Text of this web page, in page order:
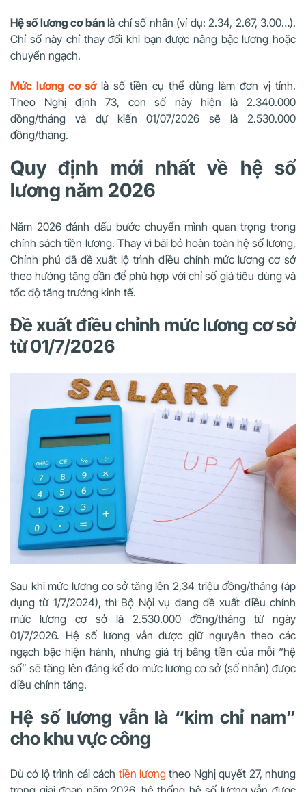
Hệ số lương cơ bảnlà chỉ số nhân (ví dụ: 2.34, 2.67, 3.00…).
Chỉ số này chỉ thay đổi khi bạn được nâng bậc lương hoặc
chuyển ngạch.
Mức lương cơ sở là số tiền cụ thể dùng làm đơn vị tính.
Theo Nghị định 73, con số này hiện là 2.340.000
đồng/tháng và dự kiến 01/07/2026 sẽ là 2.530.000
đồng/tháng.
Quy định mới nhất về hệ số
lương năm 2026
Năm 2026 đánh dấu bước chuyển mình quan trọng trong
chính sách tiền lương. Thay vì bãi bỏ hoàn toàn hệ số lương,
Chính phủ đã đề xuất lộ trình điều chỉnh mức lương cơ sở
theo hướng tăng dần để phù hợp với chỉ số giá tiêu dùng và
tốc độ tăng trưởng kinh tế.
Đề xuất điều chỉnh mức lương cơ sở
từ 01/7/2026
Sau khi mức lương cơ sở tăng lên 2,34 triệu đồng/tháng (áp
dụng từ 1/7/2024), thì Bộ Nội vụ đang đề xuất điều chỉnh
mức lương cơ sở là 2.530.000 đồng/tháng từ ngày
01/7/2026. Hệ số lương vẫn được giữ nguyên theo các
ngạch bậc hiện hành, nhưng giá trị bằng tiền của mỗi “hệ
số” sẽ tăng lên đáng kể do mức lương cơ sở (số nhân) được
điều chỉnh tăng.
Hệ số lương vẫn là “kim chỉ nam”
cho khu vực công
Dù có lộ trình cải cách tiền lươngtheo Nghị quyết 27, nhưng